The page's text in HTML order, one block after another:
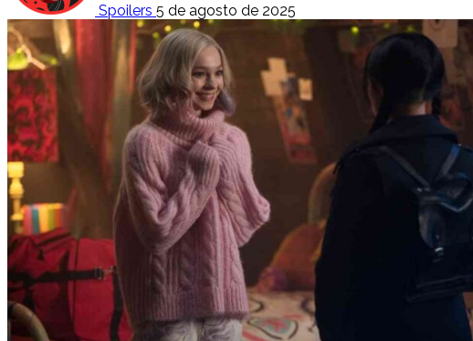
Spoilers 5 de agosto de 2025